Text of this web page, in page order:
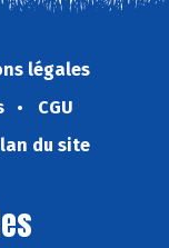
légales
CGU
du site